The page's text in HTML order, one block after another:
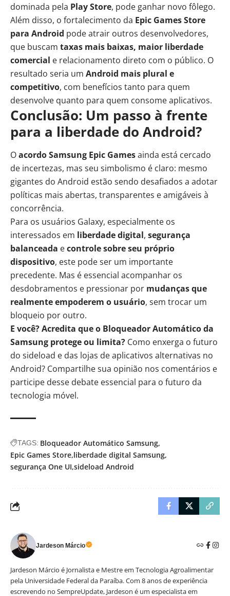
dominada pela Play Store, pode ganhar novo fôlego.
Além disso, o fortalecimento da Epic Games Store
para Android pode atrair outros desenvolvedores,
que buscam taxas mais baixas, maior liberdade
comercial e relacionamento direto com o público. O
resultado seria um Android mais plural e
competitivo, com benefícios tanto para quem
desenvolve quanto para quem consome aplicativos.
Conclusão: Um passo à frente
para a liberdade do Android?
Oacordo Samsung Epic Gamesainda está cercado
de incertezas, mas seu simbolismo é claro: mesmo
gigantes do Android estão sendo desafiados a adotar
políticas mais abertas, transparentes e amigáveis à
concorrência.
Para os usuários Galaxy, especialmente os
interessados em liberdade digital, segurança
balanceada econtrole sobre seu próprio
dispositivo, este pode ser um importante
precedente. Mas é essencial acompanhar os
desdobramentos e pressionar por mudanças que
realmente empoderem o usuário, sem trocar um
bloqueio por outro.
E você? Acredita que o Bloqueador Automático da
Samsung protege ou limita? Como enxerga o futuro
do sideload e das lojas de aplicativos alternativas no
Android? Compartilhe sua opinião nos comentários e
participe desse debate essencial para o futuro da
tecnologia móvel.
TAGS: Bloqueador Automático Samsung
Epic Games Store liberdade digital Samsung
segurança One UI sideload Android
Jardeson Márcio
Jardeson Márcio é Jornalista e Mestre em Tecnologia Agroalimentar
pela Universidade Federal da Paraíba. Com 8 anos de experiência
escrevendo no SempreUpdate, Jardeson é um especialista em